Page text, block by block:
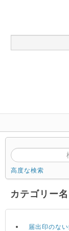
高度な検索
カテゴリー
届出印のな